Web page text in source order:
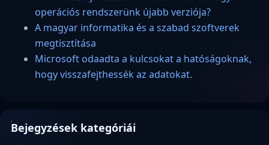
operációs rendszerünk újabb verziója?
A magyar informatika és a szabad szoftverek
megtisztítása
Microsoft odaadta a kulcsokat a hatóságoknak,
hogy visszafejthessék az adatokat.
Bejegyzések kategóriái